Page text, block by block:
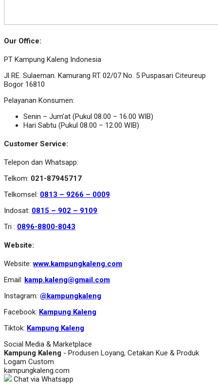
Our Office:
PT Kampung Kaleng Indonesia
Jl RE. Sulaeman. Kamurang RT 02/07 No. 5 Puspasari Citeureup
Bogor 16810
Pelayanan Konsumen:
Senin – Jum’at (Pukul 08.00 – 16.00 WIB)
Hari Sabtu (Pukul 08.00 – 12.00 WIB)
Customer Service:
Telepon dan Whatsapp:
Telkom: 021-87945717
Telkomsel: 0813 – 9266 – 0009
Indosat: 0815 – 902 – 9109
Tri : 0896-8800-8043
Website:
Website:www.kampungkaleng.com
Email: kamp.kaleng@gmail.com
Instagram: @kampungkaleng
Facebook: Kampung Kaleng
Tiktok: Kampung Kaleng
Social Media & Marketplace
Kampung Kaleng - Produsen Loyang, Cetakan Kue & Produk
Logam Custom
kampungkaleng.com
Chat via Whatsapp